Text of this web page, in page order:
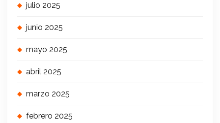
julio 2025
junio 2025
mayo 2025
abril 2025
marzo 2025
febrero 2025